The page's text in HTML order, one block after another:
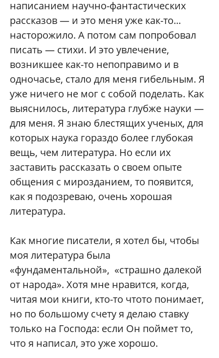
написанием научно-фантастических
рассказов — и это меня уже как-то...
насторожило. А потом сам попробовал
писать — стихи. И это увлечение,
возникшее как-то непоправимо и в
одночасье, стало для меня гибельным. Я
уже ничего не мог с собой поделать. Как
выяснилось, литература глубже науки —
для меня. Я знаю блестящих ученых, для
которых наука гораздо более глубокая
вещь, чем литература. Но если их
заставить рассказать о своем опыте
общения с мирозданием, то появится,
как я подозреваю, очень хорошая
литература.
Как многие писатели, я хотел бы, чтобы
моя литература была
«фундаментальной», «страшно далекой
от народа». Хотя мне нравится, когда,
читая мои книги, кто-то чтото понимает,
но по большому счету я делаю ставку
только на Господа: если Он поймет то,
что я написал, это уже хорошо.